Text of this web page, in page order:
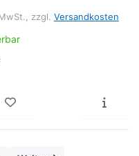
zzgl. Versandkosten